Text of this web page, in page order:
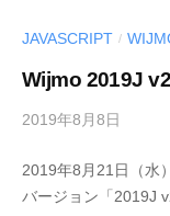
S
d
JAVASCRIPT /
Wijmo 2019J
2019年8月8日
M
E
2019年8月21日（水
バージョン「2019J